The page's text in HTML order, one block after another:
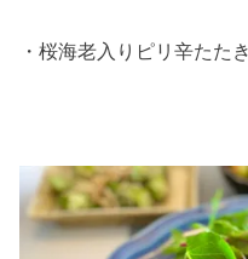
・桜海老入りピリ辛たた